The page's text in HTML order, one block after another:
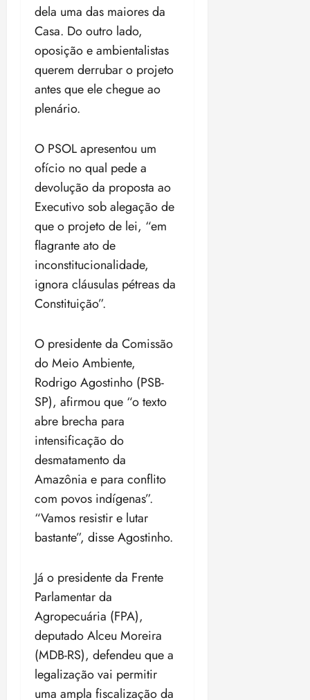
dela uma das maiores da
Casa. Do outro lado,
oposição e ambientalistas
querem derrubar o projeto
antes que ele chegue ao
plenário.
O PSOL apresentou um
ofício no qual pede a
devolução da proposta ao
Executivo sob alegação de
que o projeto de lei, “em
flagrante ato de
inconstitucionalidade,
ignora cláusulas pétreas da
Constituição”.
O presidente da Comissão
do Meio Ambiente,
Rodrigo Agostinho (PSB-
SP), afirmou que “o texto
abre brecha para
intensificação do
desmatamento da
Amazônia e para conflito
com povos indígenas”.
“Vamos resistir e lutar
bastante”, disse Agostinho.
Já o presidente da Frente
Parlamentar da
Agropecuária (FPA),
deputado Alceu Moreira
(MDB-RS), defendeu que a
legalização vai permitir
uma ampla fiscalização da